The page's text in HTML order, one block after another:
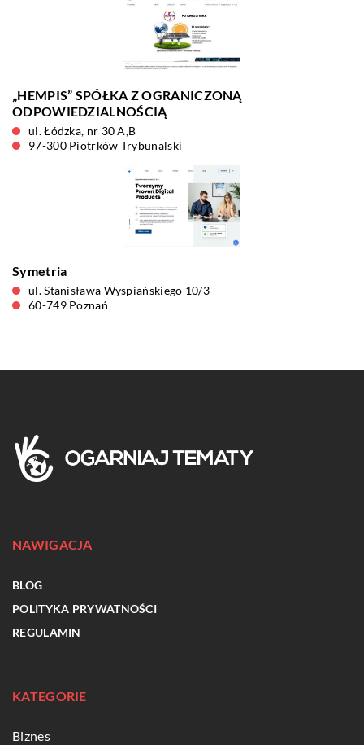
„HEMPIS” SPÓŁKA Z OGRANICZONĄ
ODPOWIEDZIALNOŚCIĄ
ul. Łódzka, nr 30 A,B
97-300 Piotrków Trybunalski
Symetria
ul. Stanisława Wyspiańskiego 10/3
60-749 Poznań
NAWIGACJA
BLOG
POLITYKA PRYWATNOŚCI
REGULAMIN
KATEGORIE
Biznes